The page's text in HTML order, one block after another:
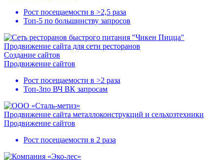
Рост посещаемости в >2,5 раза
Топ-5 по большинству запросов
Продвижение сайта для сети ресторанов
Создание сайтов
Продвижение сайтов
Рост посещаемости в >2 раза
Топ-3по ВЧ ВК запросам
Продвижение сайта металлоконструкций и сельхозтехники
Продвижение сайтов
Рост посещаемости в 2 раза